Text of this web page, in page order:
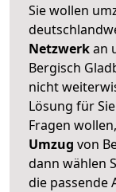
Sie wollen
Netzwerkan
Bergisch
nicht
Lösung für
Fragen wollen,
Umzug von
dann wählen
die passende